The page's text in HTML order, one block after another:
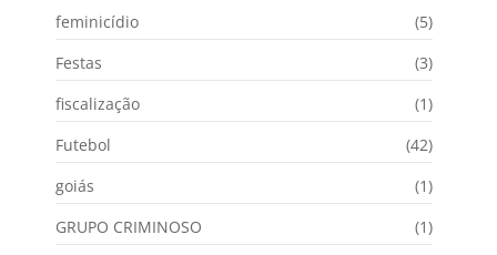
feminicídio
(5)
Festas
(3)
fiscalização
(1)
Futebol
(42)
goiás
(1)
GRUPO CRIMINOSO
(1)